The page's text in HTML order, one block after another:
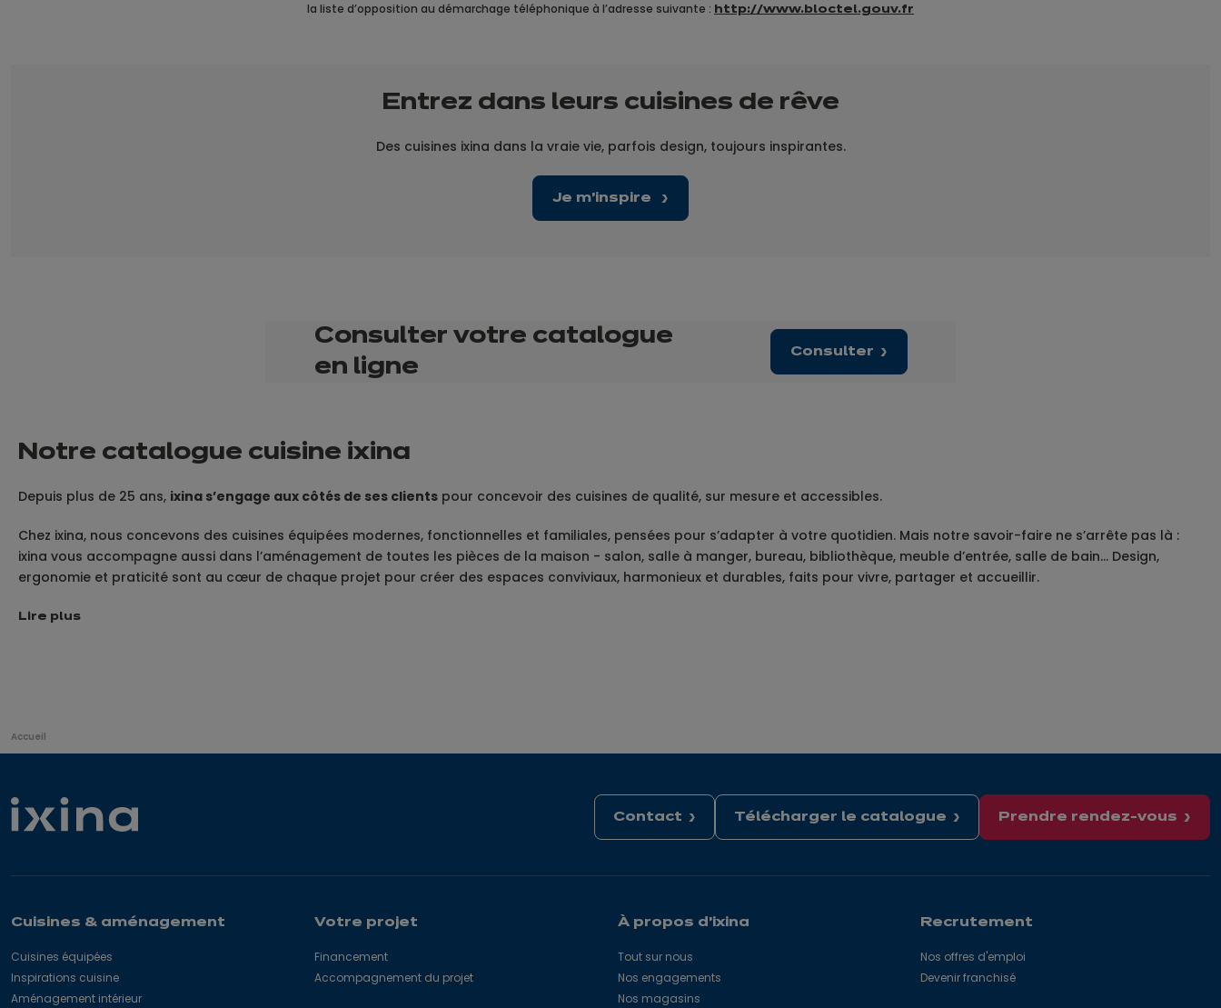
la liste d’opposition au démarchage téléphonique à l’adresse suivante : http://www.bloctel.gouv.fr
Entrez dans leurs cuisines de rêve
Des cuisines ixina dans la vraie vie, parfois design, toujours inspirantes.
Je m'inspire
Consulter votre catalogue
en ligne
Consulter
Notre catalogue cuisine ixina
Depuis plus de 25 ans, ixina s’engage aux côtés de ses clientspour concevoir des cuisines de qualité, sur mesure et accessibles.
Chez ixina, nous concevons des cuisines équipées modernes, fonctionnelles et familiales, pensées pour s’adapter à votre quotidien. Mais notre savoir-faire ne s’arrête pas là :
ixina vous accompagne aussi dans l’aménagement de toutes les pièces de la maison - salon, salle à manger, bureau, bibliothèque, meuble d’entrée, salle de bain… Design,
ergonomie et praticité sont au cœur de chaque projet pour créer des espaces conviviaux, harmonieux et durables, faits pour vivre, partager et accueillir.
Lire plus
Vous
êtes
Accueil
Contact Télécharger le catalogue Prendre rendez-vous
Cuisines & aménagement
Cuisines équipées
Inspirations cuisine
Aménagement intérieur
Votre projet
Financement
Accompagnement du projet
À propos d'ixina
Tout sur nous
Nos engagements
Nos magasins
Recrutement
Nos offres d'emploi
Devenir franchisé